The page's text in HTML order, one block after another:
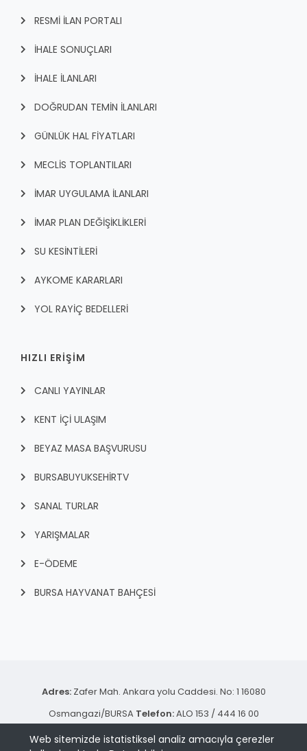
Web sitemizde istatistiksel analiz amacıyla çerezler
RESMİ İLAN PORTALI
İHALE SONUÇLARI
İHALE İLANLARI
DOĞRUDAN TEMİN İLANLARI
GÜNLÜK HAL FİYATLARI
MECLİS TOPLANTILARI
İMAR UYGULAMA İLANLARI
İMAR PLAN DEĞİŞİKLİKLERİ
SU KESİNTİLERİ
AYKOME KARARLARI
YOL RAYİÇ BEDELLERİ
HIZLI ERİŞİM
CANLI YAYINLAR
KENT İÇI ULAŞIM
BEYAZ MASA BAŞVURUSU
BURSABUYUKSEHIRTV
SANAL TURLAR
YARIŞMALAR
E-ÖDEME
BURSA HAYVANAT BAHÇESİ
Adres:Zafer Mah. Ankara yolu Caddesi. No: 1 16080
Osmangazi/BURSA Telefon:ALO 153 / 444 16 00
© 2024 - Bursa Büyükşehir Belediyesi Bilgi İşlem Dairesi